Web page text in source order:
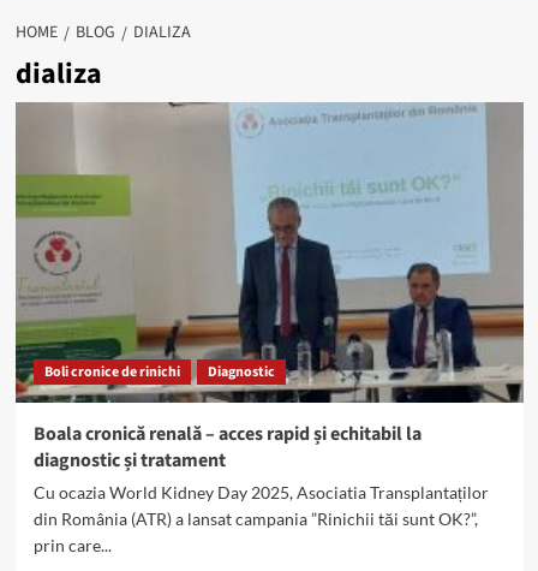
HOME BLOG DIALIZA
dializa
Boli cronice de rinichi Diagnostic
Boala cronică renală – acces rapid și echitabil la
diagnostic și tratament
Cu ocazia World Kidney Day 2025, Asociatia Transplantaților
din România (ATR) a lansat campania ”Rinichii tăi sunt OK?”,
prin care...